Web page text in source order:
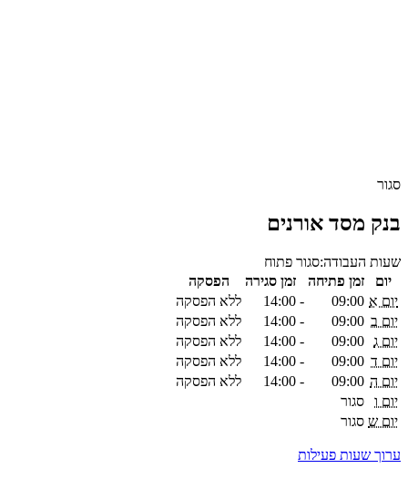
סגור
בנק מסד אורנים
שעות העבודה:סגור פתוח
יום
זמן פתיחה זמן סגירה
הפסקה
יום א 09:00
-
14:00
ללא הפסקה
יום ב 09:00
-
14:00
ללא הפסקה
יום ג 09:00
-
14:00
ללא הפסקה
יום ד 09:00
-
14:00
ללא הפסקה
יום ה 09:00
-
14:00
ללא הפסקה
יום ו
סגור
יום ש סגור
ערוך שעות פעילות